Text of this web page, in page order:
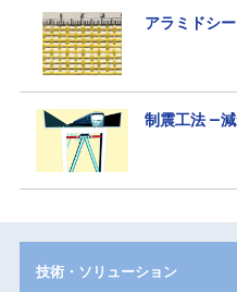
アラミドシ
制震工法 ―
技術・ソリューション